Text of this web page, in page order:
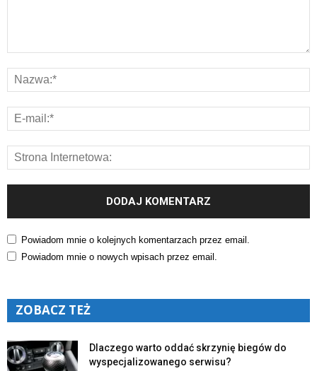
Powiadom mnie o kolejnych komentarzach przez email.
Powiadom mnie o nowych wpisach przez email.
ZOBACZ TEŻ
Dlaczego warto oddać skrzynię biegów do
wyspecjalizowanego serwisu?